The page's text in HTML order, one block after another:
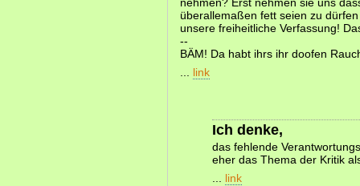
überallemaßen fett seien zu
unsere freiheitliche Verfassung!
--
BÄM! Da habt ihrs ihr doofen
link
Ich denke,
das fehlende
eher das Thema der Kritik
link